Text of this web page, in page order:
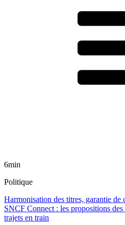
6min
Politique
Harmonisation des titres, garantie de
SNCF Connect : les propositions
trajets en train